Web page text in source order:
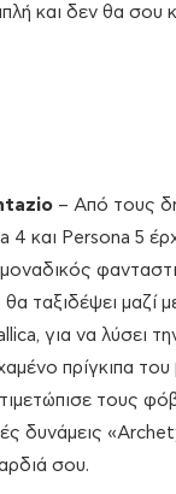
και δεν θα σου
– Από τους
4 και Persona 5
ταξιδέψει μαζί
για να λύσει
πρίγκιπα του
τους
δυνάμεις
σου.